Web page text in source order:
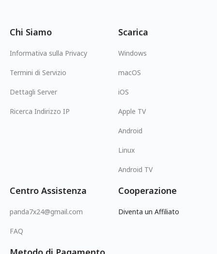
Chi Siamo
Informativa sulla Privacy
Termini di Servizio
Dettagli Server
Ricerca Indirizzo IP
Scarica
Windows
macOS
iOS
Apple TV
Android
Linux
Android TV
Centro Assistenza
panda7x24@gmail.com
FAQ
Cooperazione
Diventa un Affiliato